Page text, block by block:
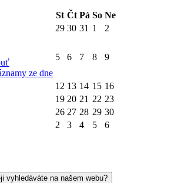
St Čt Pá So Ne
29 30 31 1 2
ze dne
5 6 7 8 9
12 13 14 15 16
19 20 21 22 23
26 27 28 29 30
2 3 4 5 6
vyhledáváte na našem webu?